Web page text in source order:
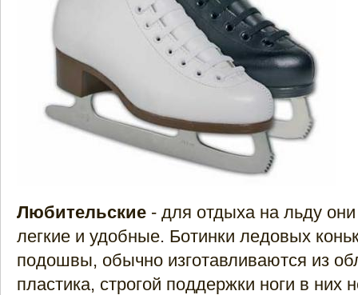
Любительские - для отдыха на льду
легкие и удобные. Ботинки ледовых
подошвы, обычно изготавливаются из
пластика, строгой поддержки ноги в них